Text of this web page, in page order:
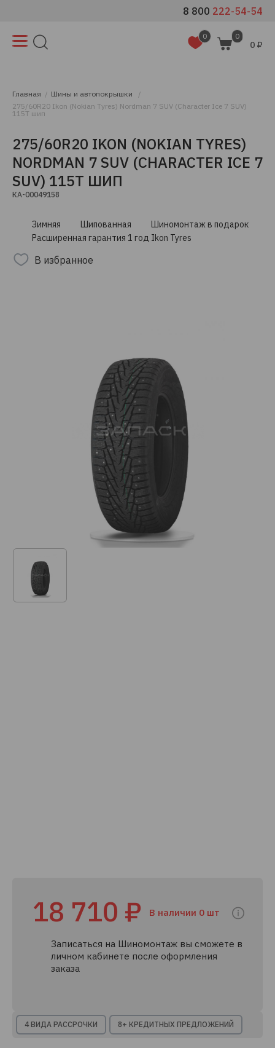
8 800 222-54-54
0 0
0 ₽
Главная
Шины и автопокрышки
275/60R20 Ikon (Nokian Tyres) Nordman 7 SUV (Character Ice 7 SUV)
115T шип
275/60R20 IKON (NOKIAN TYRES)
NORDMAN 7 SUV (CHARACTER ICE 7
SUV) 115T ШИП
КА-00049158
Зимняя Шипованная
Шиномонтаж в подарок
Расширенная гарантия 1 год Ikon Tyres
В избранное
18 710 ₽ В наличии 0 шт
Записаться на Шиномонтаж вы сможете в
личном кабинете после оформления
заказа
4 ВИДА РАССРОЧКИ 8+ КРЕДИТНЫХ ПРЕДЛОЖЕНИЙ